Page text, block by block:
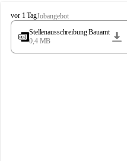
S
t
s
vor 1 TagJobangebot
Stellenausschreibung Bauamt
0,4 MB